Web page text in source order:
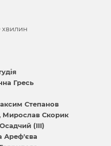
хвилин
Гресь
Степанов
Мирослав Скорик
(III)
Ареф'єва